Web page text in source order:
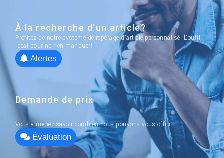
À la recherche d'un article?
Profitez de notre système de repérage d'article personnalisé. L'outil
idéal pour ne rien manquer!
Alertes
Demande de prix
Vous aimeriez savoir combien nous pouvons vous offrir?
Évaluation